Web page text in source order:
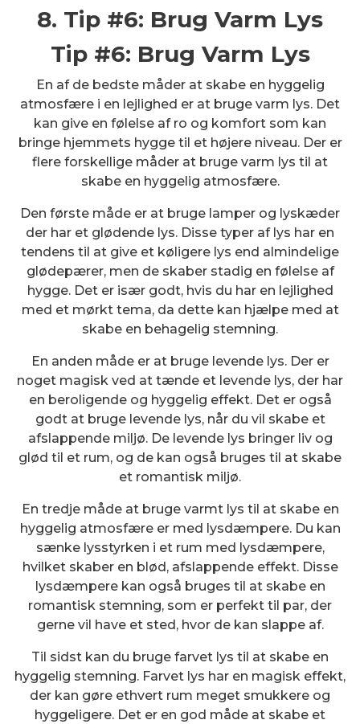
8. Tip #6: Brug Varm Lys
Tip #6: Brug Varm Lys
En af de bedste måder at skabe en hyggelig
atmosfære i en lejlighed er at bruge varm lys. Det
kan give en følelse af ro og komfort som kan
bringe hjemmets hygge til et højere niveau. Der er
flere forskellige måder at bruge varm lys til at
skabe en hyggelig atmosfære.
Den første måde er at bruge lamper og lyskæder
der har et glødende lys. Disse typer af lys har en
tendens til at give et køligere lys end almindelige
glødepærer, men de skaber stadig en følelse af
hygge. Det er især godt, hvis du har en lejlighed
med et mørkt tema, da dette kan hjælpe med at
skabe en behagelig stemning.
En anden måde er at bruge levende lys. Der er
noget magisk ved at tænde et levende lys, der har
en beroligende og hyggelig effekt. Det er også
godt at bruge levende lys, når du vil skabe et
afslappende miljø. De levende lys bringer liv og
glød til et rum, og de kan også bruges til at skabe
et romantisk miljø.
En tredje måde at bruge varmt lys til at skabe en
hyggelig atmosfære er med lysdæmpere. Du kan
sænke lysstyrken i et rum med lysdæmpere,
hvilket skaber en blød, afslappende effekt. Disse
lysdæmpere kan også bruges til at skabe en
romantisk stemning, som er perfekt til par, der
gerne vil have et sted, hvor de kan slappe af.
Til sidst kan du bruge farvet lys til at skabe en
hyggelig stemning. Farvet lys har en magisk effekt,
der kan gøre ethvert rum meget smukkere og
hyggeligere. Det er en god måde at skabe et